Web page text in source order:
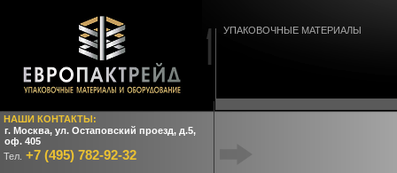
НАШИ КОНТАКТЫ:
г. Москва, ул. Остаповский проезд, д.5,
оф. 405
Тел. +7 (495) 782-92-32
УПАКОВОЧНЫЕ МАТЕРИАЛЫ